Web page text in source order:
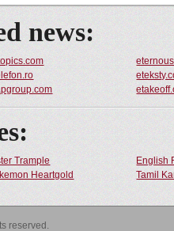
news:
Trample
English
Heartgold Tamil
reserved.